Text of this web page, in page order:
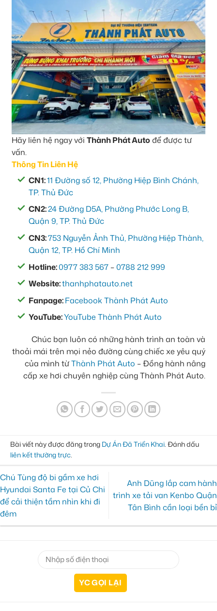
Hãy liên hệ ngay với Thành Phát Auto để được tư
vấn.
Thông Tin Liên Hệ
CN1:11 Đường số 12, Phường Hiệp Bình Chánh,
TP. Thủ Đức
CN2:24 Đường D5A, Phường Phước Long B,
Quận 9, TP. Thủ Đức
CN3:753 Nguyễn Ảnh Thủ, Phường Hiệp Thành,
Quận 12, TP. Hồ Chí Minh
Hotline:0977 383 567 –0788 212 999
Website:thanhphatauto.net
Fanpage:Facebook Thành Phát Auto
YouTube:YouTube Thành Phát Auto
Chúc bạn luôn có những hành trình an toàn và
thoải mái trên mọi nẻo đường cùng chiếc xe yêu quý
của mình từThành Phát Auto – Đồng hành nâng
cấp xe hơi chuyên nghiệp cùng Thành Phát Auto.
Bài viết này được đăng trong Dự Án Đã Triển Khai. Đánh dấu
liên kết thường trực.
Chú Tùng độ bi gầm xe hơi
Hyundai Santa Fe tại Củ Chi
để cải thiện tầm nhìn khi đi
đêm
Anh Dũng lắp cam hành
trình xe tải van Kenbo Quận
Tân Bình cần loại bền bỉ